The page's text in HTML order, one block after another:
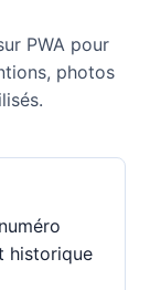
PWA pour
photos
historique